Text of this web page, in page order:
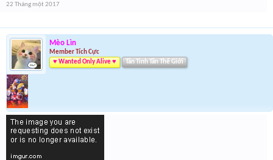
22 Tháng một 2017
Mèo Lìn
Member Tích Cực
♥ Wanted Only Alive ♥
Tân Tinh Tân Thế Giới